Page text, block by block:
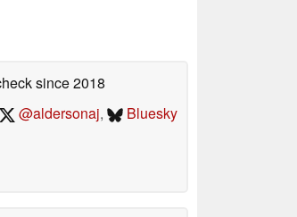
since 2018
@aldersonaj, Bluesky